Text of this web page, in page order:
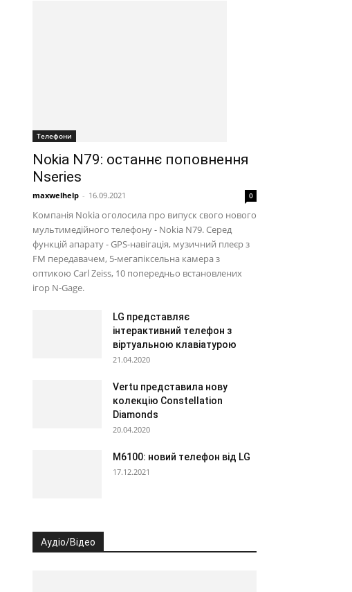
Телефони
Nokia N79: останнє поповнення
Nseries
maxwelhelp - 16.09.2021 0
Компанія Nokia оголосила про випуск свого нового
мультимедійного телефону - Nokia N79. Серед
функцій апарату - GPS-навігація, музичний плеєр з
FM передавачем, 5-мегапіксельна камера з
оптикою Carl Zeiss, 10 попередньо встановлених
ігор N-Gage.
LG представляє
інтерактивний телефон з
віртуальною клавіатурою
21.04.2020
Vertu представила нову
колекцію Constellation
Diamonds
20.04.2020
M6100: новий телефон від LG
17.12.2021
Аудіо/Відео